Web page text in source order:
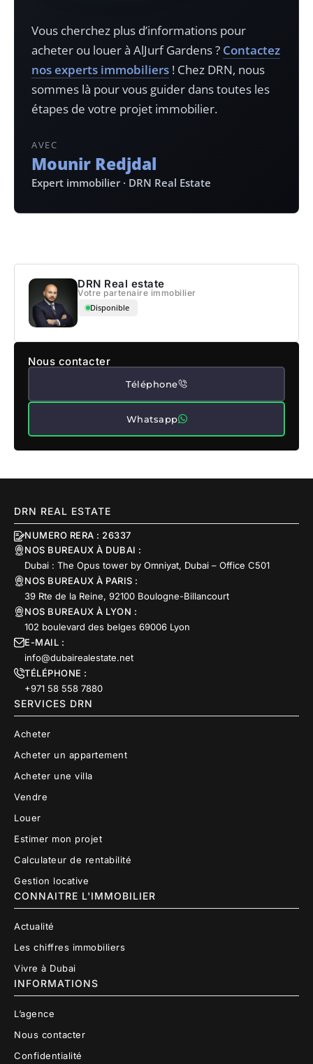
Vous cherchez plus d’informations pour
acheter ou louer à AlJurf Gardens? Contactez
nos experts immobiliers ! Chez DRN, nous
sommes là pour vous guider dans toutes les
étapes de votre projet immobilier.
AVEC
Mounir Redjdal
Expert immobilier · DRN Real Estate
DRN Real estate
Votre partenaire immobilier
Disponible
Nous contacter
Téléphone
Whatsapp
DRN REAL ESTATE
NUMERO RERA : 26337
NOS BUREAUX À DUBAI :
Dubai : The Opus tower by Omniyat, Dubai – Office C501
NOS BUREAUX À PARIS :
39 Rte de la Reine, 92100 Boulogne-Billancourt
NOS BUREAUX À LYON :
102 boulevard des belges 69006 Lyon
E-MAIL :
info@dubairealestate.net
TÉLÉPHONE :
+971 58 558 7880
SERVICES DRN
Acheter
Acheter un appartement
Acheter une villa
Vendre
Louer
Estimer mon projet
Calculateur de rentabilité
Gestion locative
CONNAITRE L'IMMOBILIER
Actualité
Les chiffres immobiliers
Vivre à Dubai
INFORMATIONS
L’agence
Nous contacter
Confidentialité